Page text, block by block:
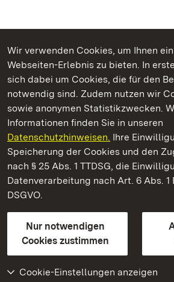
Wir verwenden Cookies, um Ihnen
Webseiten-Erlebnis zu bieten. In
sich dabei um Cookies, die für den
notwendig sind. Zudem nutzen wir
sowie anonymen Statistikzwecken.
Informationen finden Sie in unseren
Datenschutzhinweisen. Ihre
Speicherung der Cookies und den
nach § 25 Abs. 1 TTDSG, die
Datenverarbeitung nach Art. 6 Abs. 1
DSGVO.
Nur notwendigen
Cookies zustimmen
Cookie-Einstellungen anzeigen
Kommen. Staunen. Genießen.
Residenzschloss Mergentheim
Staatliche Schlösser und Gärten
Kontakt
GebärdenspracheLeichte Sprache
Erklärung zur Barrierefreiheit
BITV-konform (geprüfte Seiten)
Weiteres